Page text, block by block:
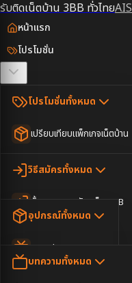
รับติดเน็ตบ้าน 3BB ทั่วไทย
หน้าแรก
โปรโมชั่น
โปรโมชั่นทั้งหมด
เปรียบเทียบแพ็กเกจเน็ตบ้าน
เน็ตบ้าน Super Fast
เน็ตบ้าน 2Gbps
ตรวจสอบพื้นที่
วิธีสมัครทั้งหมด
ขั้นตอนการสมัครเน็ต 3BB
อุปกรณ์
อุปกรณ์ทั้งหมด
AIS Play Box
บทความ
บทความทั้งหมด
ข่าวสาร